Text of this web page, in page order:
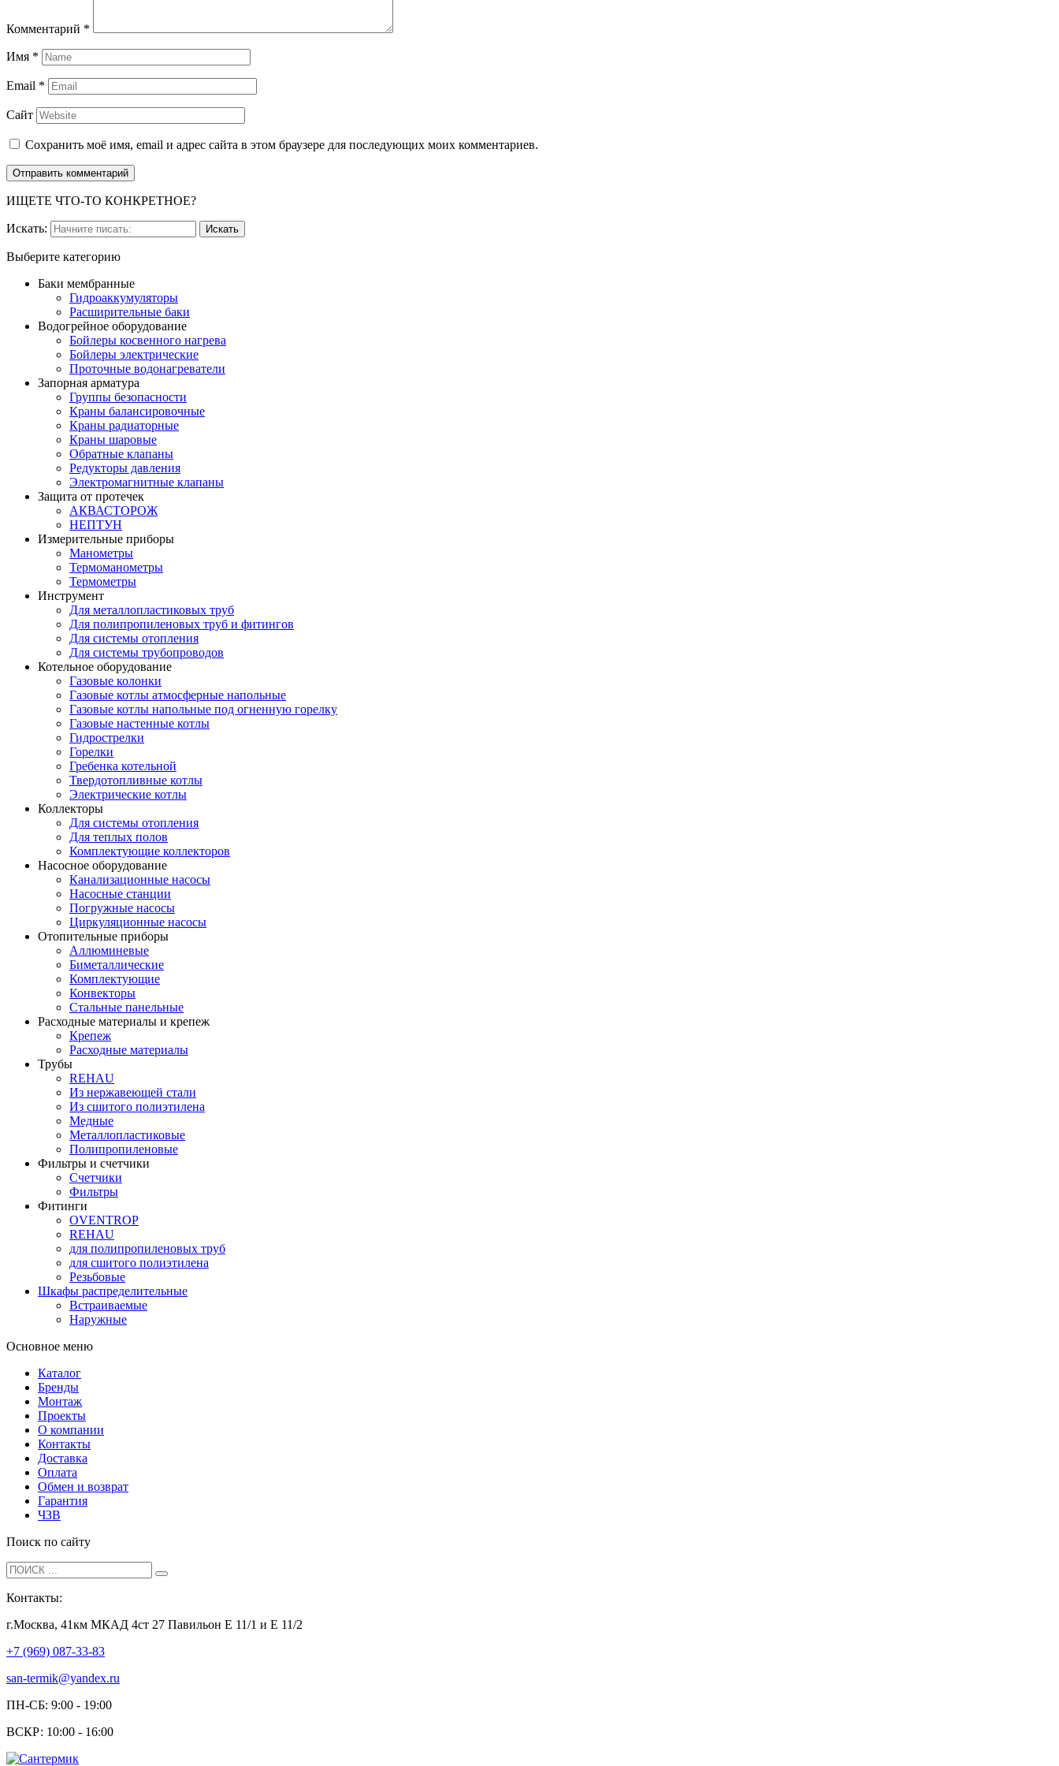
Комментарий *
Имя *
Email *
Сайт
Сохранить моё имя, email и адрес сайта в этом браузере для последующих моих комментариев.
ИЩЕТЕ ЧТО-ТО КОНКРЕТНОЕ?
Искать:
Выберите категорию
Баки мембранные
Гидроаккумуляторы
Расширительные баки
Водогрейное оборудование
Бойлеры косвенного нагрева
Бойлеры электрические
Проточные водонагреватели
Запорная арматура
Группы безопасности
Краны балансировочные
Краны радиаторные
Краны шаровые
Обратные клапаны
Редукторы давления
Электромагнитные клапаны
Защита от протечек
АКВАСТОРОЖ
НЕПТУН
Измерительные приборы
Манометры
Термоманометры
Термометры
Инструмент
Для металлопластиковых труб
Для полипропиленовых труб и фитингов
Для системы отопления
Для системы трубопроводов
Котельное оборудование
Газовые колонки
Газовые котлы атмосферные напольные
Газовые котлы напольные под огненную горелку
Газовые настенные котлы
Гидрострелки
Горелки
Гребенка котельной
Твердотопливные котлы
Электрические котлы
Коллекторы
Для системы отопления
Для теплых полов
Комплектующие коллекторов
Насосное оборудование
Канализационные насосы
Насосные станции
Погружные насосы
Циркуляционные насосы
Отопительные приборы
Аллюминевые
Биметаллические
Комплектующие
Конвекторы
Стальные панельные
Расходные материалы и крепеж
Крепеж
Расходные материалы
Трубы
REHAU
Из нержавеющей стали
Из сшитого полиэтилена
Медные
Металлопластиковые
Полипропиленовые
Фильтры и счетчики
Счетчики
Фильтры
Фитинги
OVENTROP
REHAU
для полипропиленовых труб
для сшитого полиэтилена
Резьбовые
Шкафы распределительные
Встраиваемые
Наружные
Основное меню
Каталог
Бренды
Монтаж
Проекты
О компании
Контакты
Доставка
Оплата
Обмен и возврат
Гарантия
ЧЗВ
Поиск по сайту
Контакты:
г.Москва, 41км МКАД 4ст 27 Павильон Е 11/1 и Е 11/2
+7 (969) 087-33-83
san-termik@yandex.ru
ПН-СБ: 9:00 - 19:00
ВСКР: 10:00 - 16:00